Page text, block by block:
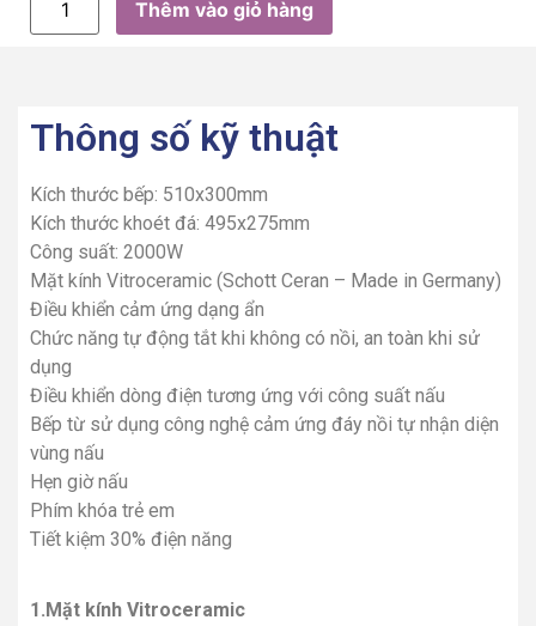
Thêm vào giỏ hàng
Thông số kỹ thuật
Kích thước bếp: 510x300mm
Kích thước khoét đá: 495x275mm
Công suất: 2000W
Mặt kính Vitroceramic (Schott Ceran – Made in Germany)
Điều khiển cảm ứng dạng ẩn
Chức năng tự động tắt khi không có nồi, an toàn khi sử
dụng
Điều khiển dòng điện tương ứng với công suất nấu
Bếp từ sử dụng công nghệ cảm ứng đáy nồi tự nhận diện
vùng nấu
Hẹn giờ nấu
Phím khóa trẻ em
Tiết kiệm 30% điện năng
1.Mặt kính Vitroceramic